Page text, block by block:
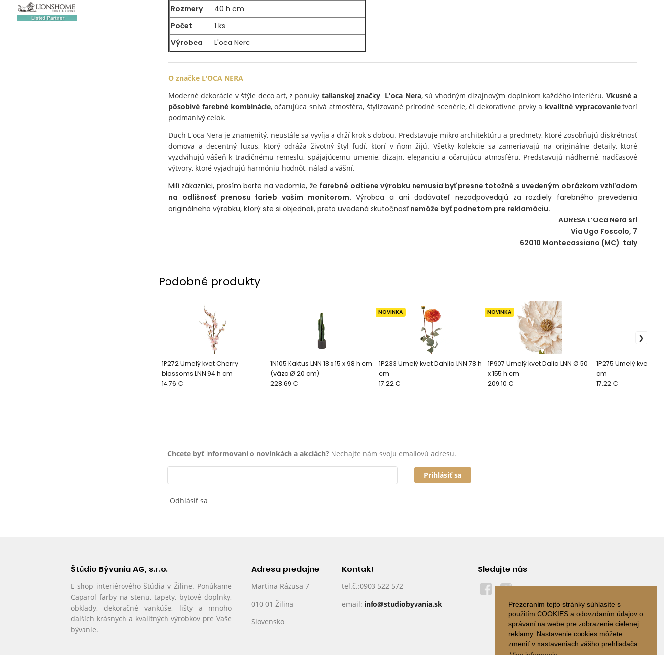
Prezeraním tejto stránky súhlasíte s
použitím COOKIES a odovzdaním údajov o
správaní na webe pre zobrazenie cielenej
reklamy. Nastavenie cookies môžete
zmeniť v nastaveniach vášho prehliadača.
Rozmery
40 h cm
Počet
1 ks
Výrobca
L'oca Nera
O značke L'OCA NERA
Moderné dekorácie v štýle deco art, z ponuky talianskej značky L'oca Nera, sú vhodným dizajnovým doplnkom každého interiéru. Vkusné a
pôsobivé farebné kombinácie, očarujúca snivá atmosféra, štylizované prírodné scenérie, či dekoratívne prvky a kvalitné vypracovanietvorí
podmanivý celok.
Duch L'oca Nera je znamenitý, neustále sa vyvíja a drží krok s dobou. Predstavuje mikro architektúru a predmety, ktoré zosobňujú diskrétnosť
domova a decentný luxus, ktorý odráža životný štyl ľudí, ktorí v ňom žijú. Všetky kolekcie sa zameriavajú na originálne detaily, ktoré
vyzdvihujú vášeň k tradičnému remeslu, spájajúcemu umenie, dizajn, eleganciu a očarujúcu atmosféru. Predstavujú nádherné, nadčasové
výtvory, ktoré vyjadrujú harmóniu hodnôt, nálad a vášní.
Milí zákazníci, prosím berte na vedomie, že farebné odtiene výrobku nemusia byť presne totožné s uvedeným obrázkom vzhľadom
na odlišnosť prenosu farieb vašim monitorom. Výrobca a ani dodávateľ nezodpovedajú za rozdiely farebného prevedenia
originálneho výrobku, ktorý ste si objednali, preto uvedená skutočnosťnemôže byť podnetom pre reklamáciu.
ADRESA L’Oca Nera srl
Via Ugo Foscolo, 7
62010 Montecassiano (MC) Italy
Podobné produkty
1P272 Umelý kvet Cherry
blossoms LNN 94 h cm
14.76 €
1N105 Kaktus LNN 18 x 15 x 98 h cm
(váza Ø 20 cm)
228.69 €
1P233 Umelý kvet Dahlia LNN 78 h
cm
NOVINKA
17.22 €
1P907 Umelý kvet Dalia LNN Ø 50
x 155 h cm
NOVINKA
209.10 €
1P275 Umelý kvet
cm
17.22 €
Chcete byť informovaní o novinkách a akciách? Nechajte nám svoju emailovú adresu.
Prihlásiť sa
Odhlásiť sa
Štúdio Bývania AG, s.r.o.
E-shop interiérového štúdia v Žiline. Ponúkame
Caparol farby na stenu, tapety, bytové doplnky,
obklady, dekoračné vankúše, lišty a mnoho
ďalších krásnych a kvalitných výrobkov pre Vaše
bývanie.
Adresa predajne
Martina Rázusa 7
010 01 Žilina
Slovensko
Kontakt
tel.č.:0903 522 572
email: info@studiobyvania.sk
Sledujte nás